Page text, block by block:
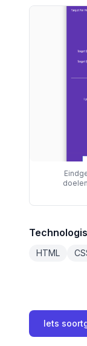
HTML
Iets